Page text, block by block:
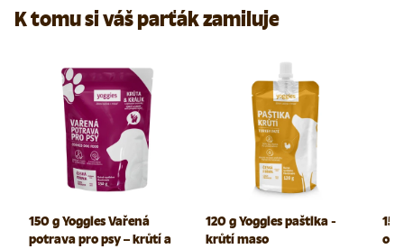
K tomu si váš parťák zamiluje
150 g Yoggies Vařená
potrava pro psy – krůtí a
120 g Yoggies paštika -
krůtí maso